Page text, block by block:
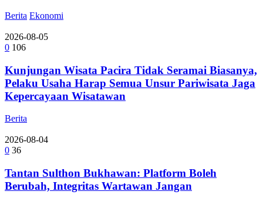
Berita Ekonomi
2026-08-05
0 106
Kunjungan Wisata Pacira Tidak Seramai Biasanya,
Pelaku Usaha Harap Semua Unsur Pariwisata Jaga
Kepercayaan Wisatawan
Berita
2026-08-04
0 36
Tantan Sulthon Bukhawan: Platform Boleh
Berubah, Integritas Wartawan Jangan